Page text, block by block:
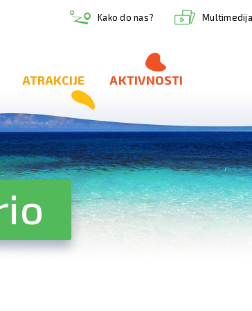
Kako do nas? Multimedija
ATRAKCIJE AKTIVNOSTI